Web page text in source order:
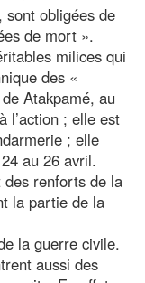
sont obligées de
de mort ».
milices qui
des «
Atakpamé, au
l’action ; elle est
; elle
au 26 avril.
renforts de la
la partie de la
la guerre civile.
aussi des